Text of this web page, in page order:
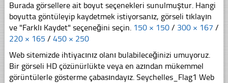
Burada görsellere ait boyut seçenekleri sunulmuştur. Hangi
boyutta göntüleyip kaydetmek istiyorsanız, görseli tıklayın
ve "Farklı Kaydet" seçeneğini seçin. 150 × 150 / 300 × 167 /
220 × 165 / 450 × 250
Web sitemizde ihtiyacınız olanı bulabileceğinizi umuyoruz.
Bir görseli HD çözünürlükte veya en azından mükemmel
görüntülerle gösterme çabasındayız. Seychelles_Flag1 Web